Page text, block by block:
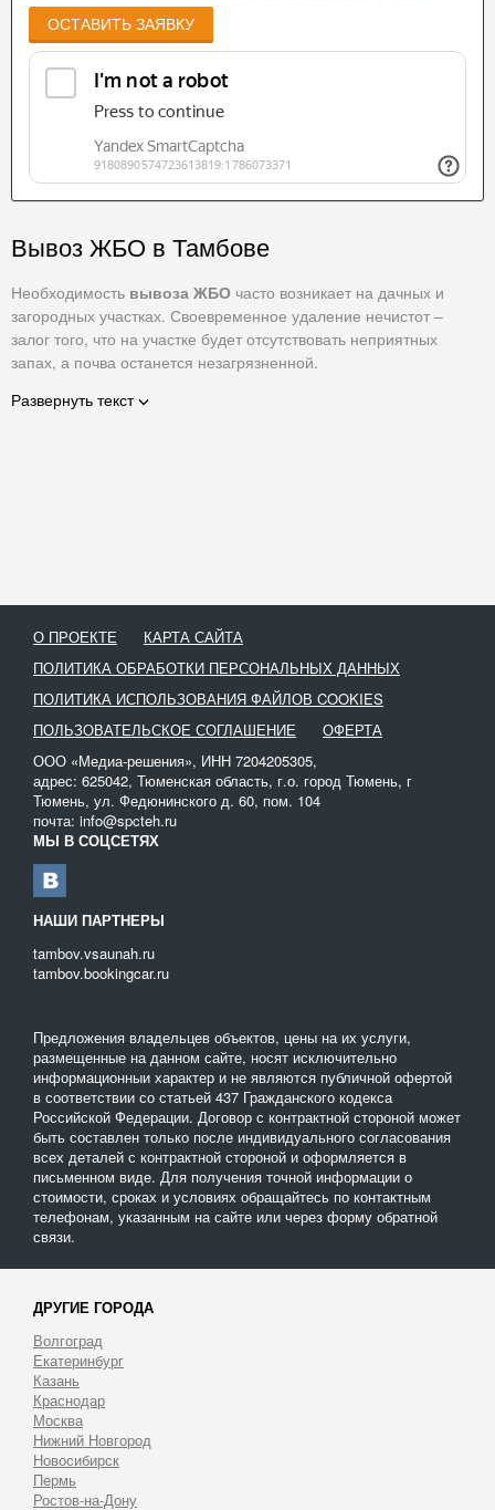
ОСТАВИТЬ ЗАЯВКУ
Вывоз ЖБО в Тамбове
Необходимость вывоза ЖБО часто возникает на дачных и
загородных участках. Своевременное удаление нечистот –
залог того, что на участке будет отсутствовать неприятных
запах, а почва останется незагрязненной.
Помните о том, что самостоятельная откачка жидких
Удобнее всего нечистоты на участке откачивать с помощью
специализированного оборудования – ассенизаторов. Процесс
максимально упрощен – оператор автомобиля погружает в
емкость с отходами специальный шланг, создается вакуум, за
счет которого отходы перекачиваются в цистерну.
Все жидкие биологические отходы можно схематично разделить
на три категории:
Сточные и талые воды;
Отходы, образовывающиеся на предприятии;
Жидкие отходы с дачных участков.
На нашем сайте вы можете взять в аренду ассенизатор любой
марки и модели. При выборе обращайте внимание на емкость
Развернуть текст
О ПРОЕКТЕ
КАРТА САЙТА
ПОЛИТИКА ОБРАБОТКИ ПЕРСОНАЛЬНЫХ ДАННЫХ
ПОЛИТИКА ИСПОЛЬЗОВАНИЯ ФАЙЛОВ COOKIES
ПОЛЬЗОВАТЕЛЬСКОЕ СОГЛАШЕНИЕ
ОФЕРТА
ООО «Медиа-решения», ИНН 7204205305,
адрес: 625042, Тюменская область, г.о. город Тюмень, г
Тюмень, ул. Федюнинского д. 60, пом. 104
почта: info@spcteh.ru
МЫ В СОЦСЕТЯХ
НАШИ ПАРТНЕРЫ
tambov.vsaunah.ru
tambov.bookingcar.ru
Предложения владельцев объектов, цены на их услуги,
размещенные на данном сайте, носят исключительно
информационныи характер и не являются публичной офертой
в соответствии со статьей 437 Гражданского кодекса
Российской Федерации. Договор с контрактной стороной может
быть составлен только после индивидуального согласования
всех деталей с контрактной стороной и оформляется в
письменном виде. Для получения точной информации о
стоимости, сроках и условиях обращайтесь по контактным
телефонам, указанным на сайте или через форму обратной
связи.
ДРУГИЕ ГОРОДА
Волгоград
Екатеринбург
Казань
Краснодар
Москва
Нижний Новгород
Новосибирск
Пермь
Ростов-на-Дону